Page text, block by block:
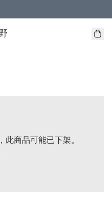
商品可能已下架。